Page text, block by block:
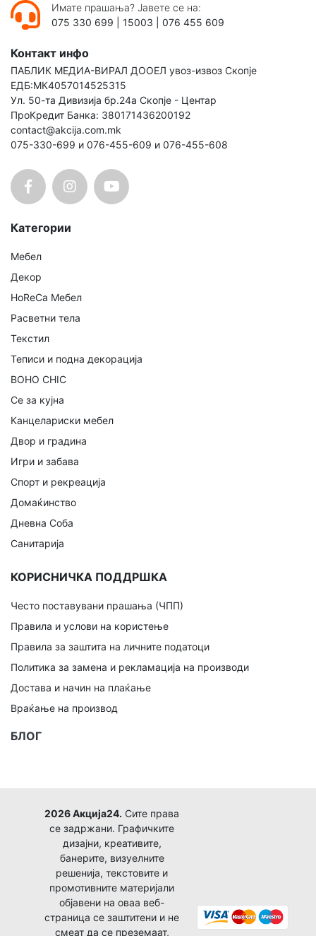
Имате прашања? Јавете се на:
075 330 699
15003 076 455 609
Контакт инфо
ПАБЛИК МЕДИА-ВИРАЛ ДООЕЛ увоз-извоз Скопје
ЕДБ:МК4057014525315
Ул. 50-та Дивизија бр.24а Скопје - Центар
ПроКредит Банка: 380171436200192
contact@akcija.com.mk
075-330-699 и 076-455-609 и 076-455-608
Категории
Мебел
Декор
HoReCa Мебел
Расветни тела
Текстил
Теписи и подна декорација
BOHO CHIC
Се за кујна
Канцелариски мебел
Двор и градина
Игри и забава
Спорт и рекреација
Домаќинство
Дневна Соба
Санитарија
КОРИСНИЧКА ПОДДРШКА
Често поставувани прашања (ЧПП)
Правила и услови на користење
Правила за заштита на личните податоци
Политика за замена и рекламација на производи
Достава и начин на плаќање
Враќање на производ
БЛОГ
2026 Акција24. Сите права
се задржани. Графичките
дизајни, креативите,
банерите, визуелните
решенија, текстовите и
промотивните материјали
објавени на оваа веб-
страница се заштитени и не
смеат да се преземаат,